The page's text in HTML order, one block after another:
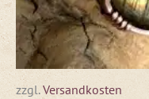
zzgl.Versandkosten